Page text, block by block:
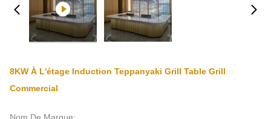
8KW À L'étage Induction Teppanyaki Grill Table Grill
Commercial